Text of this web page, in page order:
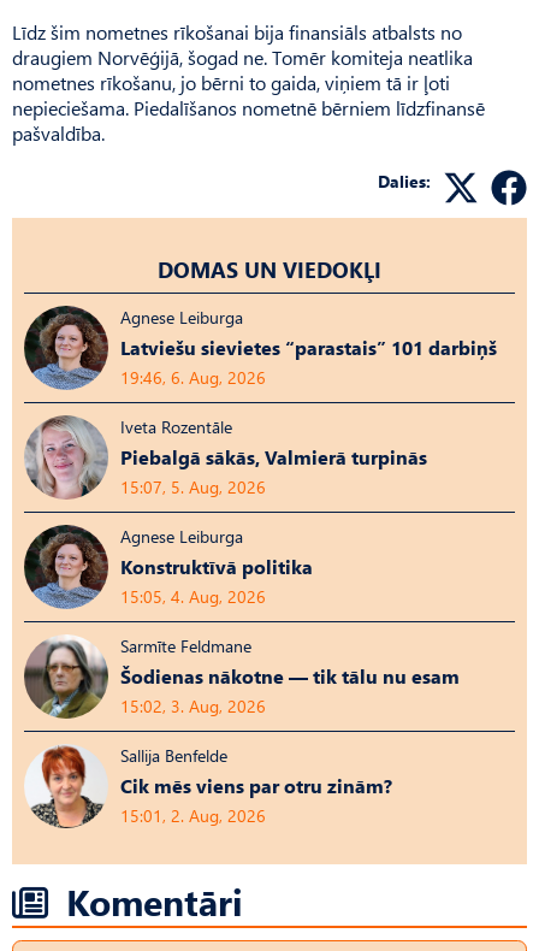
Līdz šim nometnes rīkošanai bija finansiāls atbalsts no
draugiem Norvēģijā, šogad ne. Tomēr komiteja neatlika
nometnes rīkošanu, jo bērni to gaida, viņiem tā ir ļoti
nepieciešama. Piedalīšanos nometnē bērniem līdzfinansē
pašvaldība.
Dalies:
DOMAS UN VIEDOKĻI
Agnese Leiburga
Latviešu sievietes “parastais” 101 darbiņš
19:46, 6. Aug, 2026
Iveta Rozentāle
Piebalgā sākās, Valmierā turpinās
15:07, 5. Aug, 2026
Agnese Leiburga
Konstruktīvā politika
15:05, 4. Aug, 2026
Sarmīte Feldmane
Šodienas nākotne — tik tālu nu esam
15:02, 3. Aug, 2026
Sallija Benfelde
Cik mēs viens par otru zinām?
15:01, 2. Aug, 2026
Komentāri